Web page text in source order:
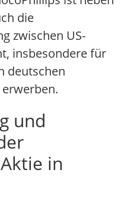
die
zwischen US-
insbesondere für
deutschen
und
in